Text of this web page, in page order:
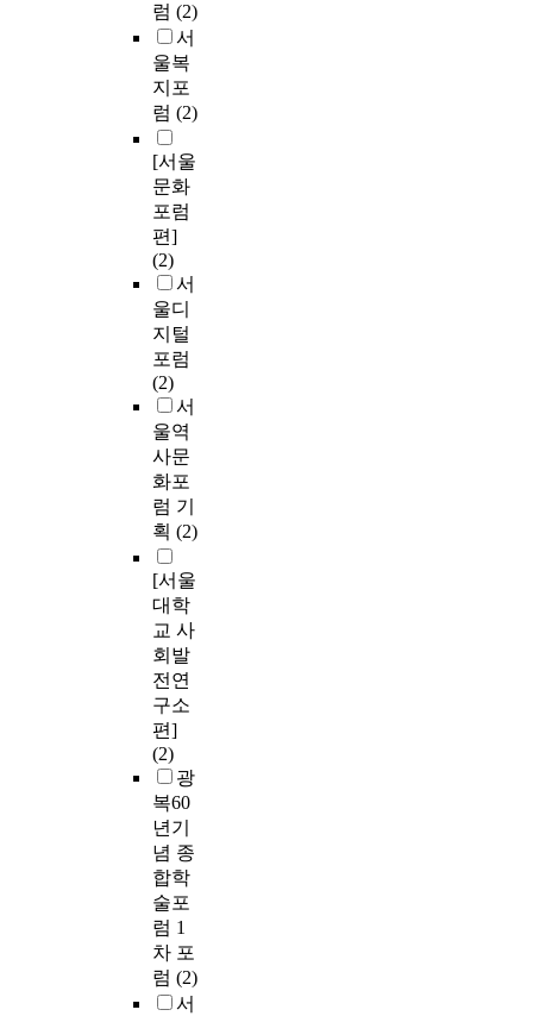
럼 (2)
서
울복
지포
럼 (2)
[서울
문화
포럼
편]
(2)
서
울디
지털
포럼
(2)
서
울역
사문
화포
럼 기
획 (2)
[서울
대학
교 사
회발
전연
구소
편]
(2)
광
복60
년기
념 종
합학
술포
럼 1
차 포
럼 (2)
서